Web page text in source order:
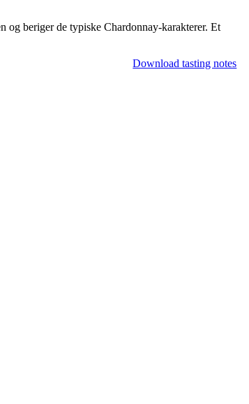
og beriger de typiske Chardonnay-karakterer. Et
Download tasting notes